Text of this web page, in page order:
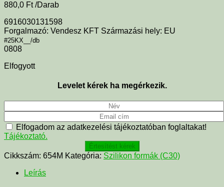
880,0 Ft /Darab
6916030131598
Forgalmazó: Vendesz KFT Származási hely: EU
#25KX__/db
0808
Elfogyott
Levelet kérek ha megérkezik.
Elfogadom az adatkezelési tájékoztatóban foglaltakat!
Tájékoztató.
Értesítést kérek
Cikkszám: 654M Kategória: Szilikon formák (C30)
Leírás